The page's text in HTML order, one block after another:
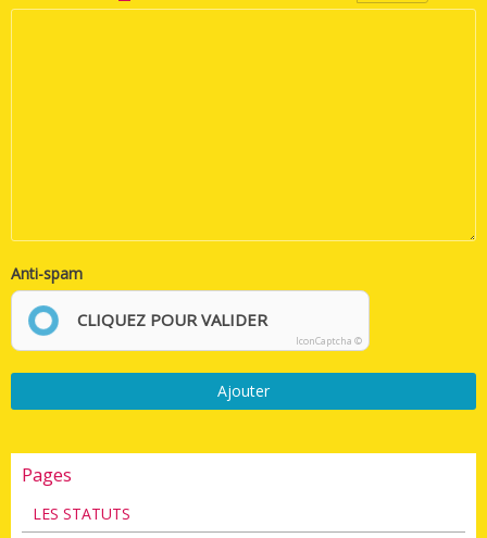
Anti-spam
CLIQUEZ POUR VALIDER
IconCaptcha ©
Ajouter
Pages
LES STATUTS